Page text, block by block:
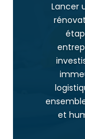
Lancer
et